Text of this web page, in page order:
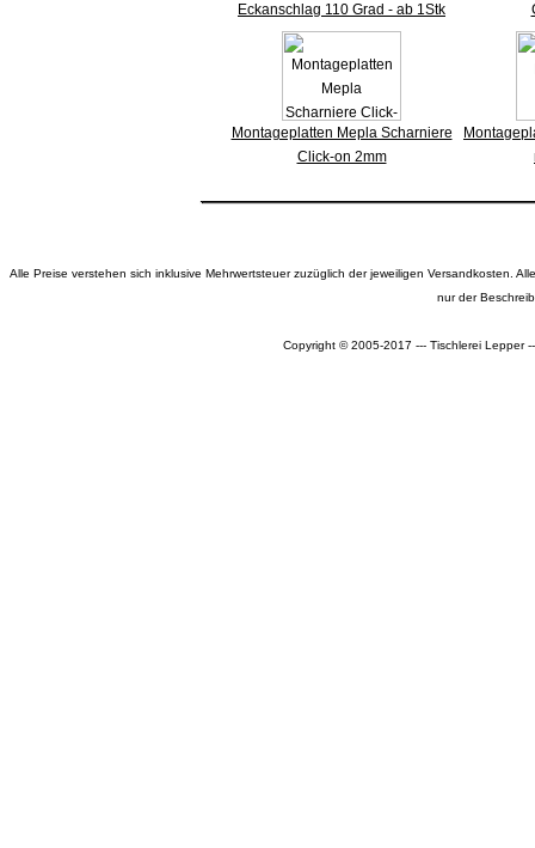
Eckanschlag 110 Grad - ab 1Stk
Montageplatten Mepla Scharniere
Click-on 2mm
Alle Preise verstehen sich inklusive Mehrwertsteuer zuzüglich der jeweiligen Versandkosten.
nur der
Copyright © 2005-2017 --- Tischlerei Lepper